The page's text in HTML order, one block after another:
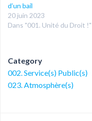
d’un bail
20 juin 2023
Dans "001. Unité du Droit !"
Category
002. Service(s) Public(s)
023. Atmosphère(s)